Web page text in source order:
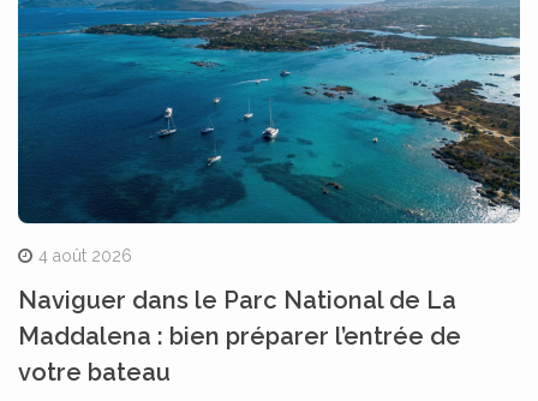
4 août 2026
Naviguer dans le Parc National de La
Maddalena : bien préparer l’entrée de
votre bateau